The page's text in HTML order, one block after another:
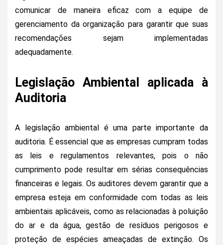
comunicar de maneira eficaz com a equipe de
gerenciamento da organização para garantir que suas
recomendações sejam implementadas
adequadamente.
Legislação Ambiental aplicada à
Auditoria
A legislação ambiental é uma parte importante da
auditoria. É essencial que as empresas cumpram todas
as leis e regulamentos relevantes, pois o não
cumprimento pode resultar em sérias consequências
financeiras e legais. Os auditores devem garantir que a
empresa esteja em conformidade com todas as leis
ambientais aplicáveis, como as relacionadas à poluição
do ar e da água, gestão de resíduos perigosos e
proteção de espécies ameaçadas de extinção. Os